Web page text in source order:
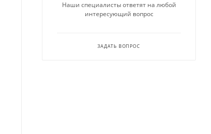
Наши специалисты ответят на любой
интересующий вопрос
ЗАДАТЬ ВОПРОС